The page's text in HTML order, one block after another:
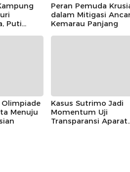
Puti
Peran Pemuda
dalam Mitigasi
Kemarau Panjang
Olimpiade
Menuju
Kasus Sutrimo Jadi
Momentum Uji
Transparansi Aparat